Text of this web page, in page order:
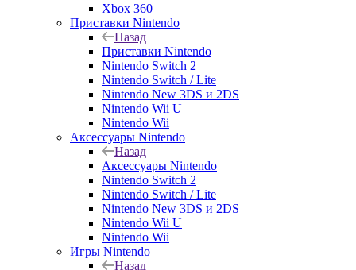
Xbox 360
Приставки Nintendo
Назад
Приставки Nintendo
Nintendo Switch 2
Nintendo Switch / Lite
Nintendo New 3DS и 2DS
Nintendo Wii U
Nintendo Wii
Аксессуары Nintendo
Назад
Аксессуары Nintendo
Nintendo Switch 2
Nintendo Switch / Lite
Nintendo New 3DS и 2DS
Nintendo Wii U
Nintendo Wii
Игры Nintendo
Назад